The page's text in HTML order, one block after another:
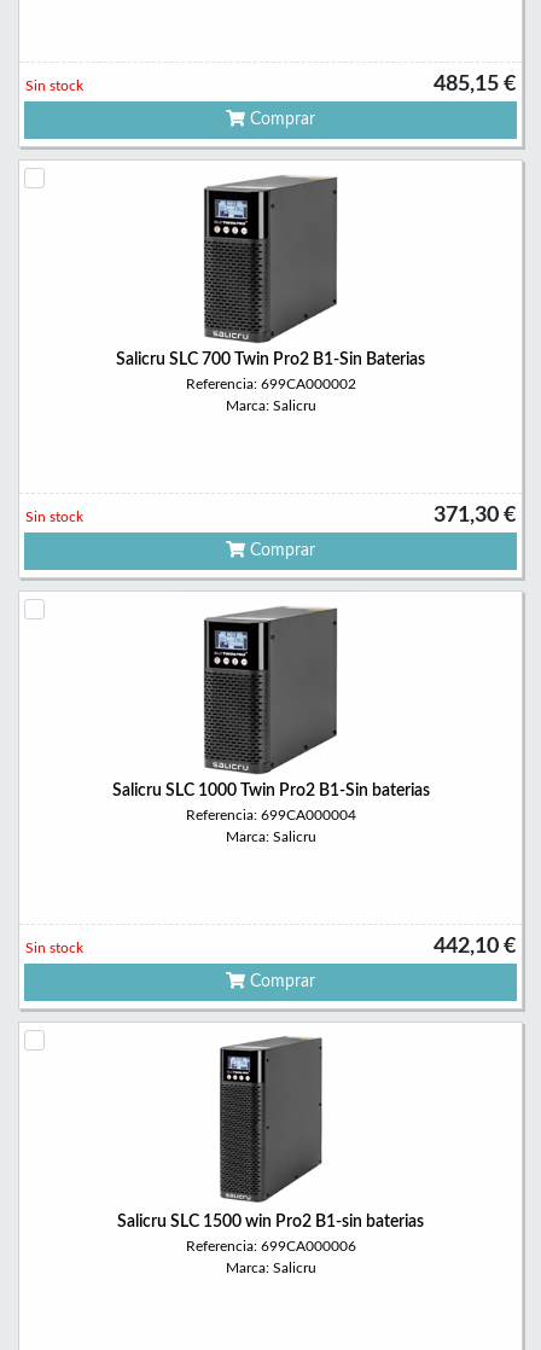
485,15 €
Sin stock
Comprar
Salicru SLC 700 Twin Pro2 B1-Sin Baterias
Referencia: 699CA000002
Marca: Salicru
371,30 €
Sin stock
Comprar
Salicru SLC 1000 Twin Pro2 B1-Sin baterias
Referencia: 699CA000004
Marca: Salicru
442,10 €
Sin stock
Comprar
Salicru SLC 1500 win Pro2 B1-sin baterias
Referencia: 699CA000006
Marca: Salicru